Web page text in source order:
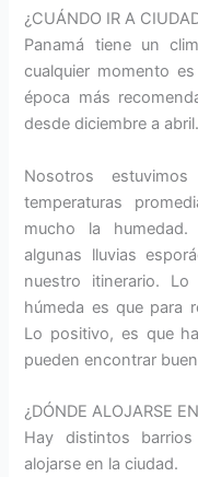
¿CUÁNDO IR A
Panamá tiene un
cualquier momento
época más
desde diciembre a abril.
Nosotros
temperaturas
mucho la humedad.
algunas lluvias
nuestro itinerario.
húmeda es que para
Lo positivo, es que
pueden encontrar
¿DÓNDE ALOJARSE
Hay distintos
alojarse en la ciudad.